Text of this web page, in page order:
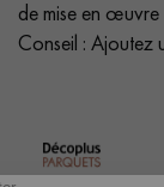
de mise en
Conseil : Ajoutez